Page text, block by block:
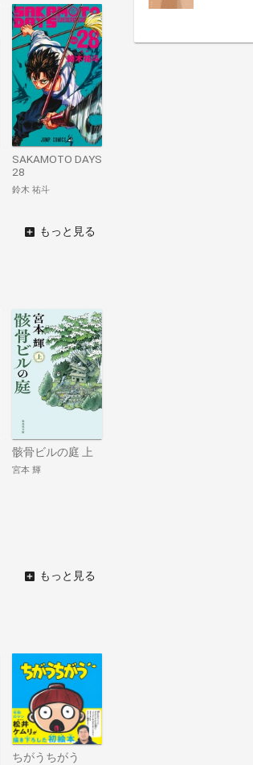
SAKAMOTO DAYS
28
鈴木 祐斗
骸骨ビルの庭 上
宮本 輝
ちがうちがう